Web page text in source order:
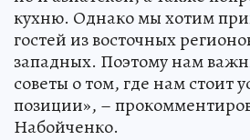
кухню. Однако мы хотим
гостей из восточных
западных. Поэтому нам
советы о том, где нам стоит
позиции», –
Набойченко.